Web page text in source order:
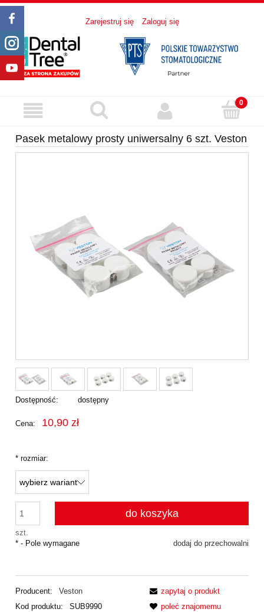
Zarejestruj się Zaloguj się
Pasek metalowy prosty uniwersalny 6 szt. Veston
Dostępność: dostępny
Cena: 10,90 zł
* rozmiar:
szt.
do koszyka
dodaj do przechowalni
* - Pole wymagane
Producent:
Veston
Kod produktu:
SUB9990
zapytaj o produkt
poleć znajomemu